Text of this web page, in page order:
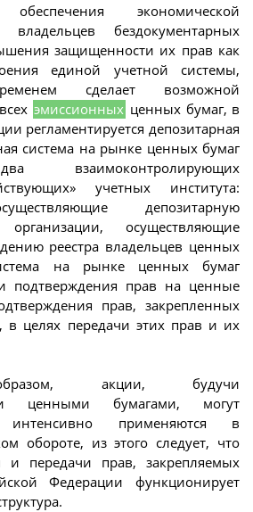
экономической
владельцев бездокументарных
защищенности их прав как
единой учетной системы,
сделает возможной
эмиссионных ценных бумаг, в
регламентируется депозитарная
система на рынке ценных бумаг
взаимоконтролирующих
учетных института:
депозитарную
осуществляющие
реестра владельцев ценных
на рынке ценных бумаг
подтверждения прав на ценные
прав, закрепленных
целях передачи этих прав и их
акции, будучи
ценными бумагами, могут
применяются в
обороте, из этого следует, что
и передачи прав, закрепляемых
Федерации функционирует